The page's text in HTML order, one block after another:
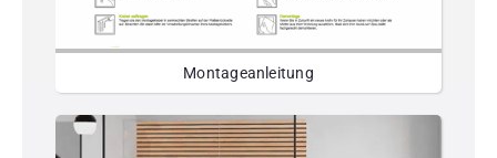
Montageanleitung